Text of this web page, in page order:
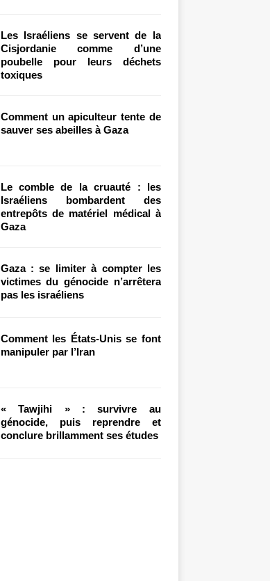
Les Israéliens se servent de la
Cisjordanie comme d’une
poubelle pour leurs déchets
toxiques
Comment un apiculteur tente de
sauver ses abeilles à Gaza
Le comble de la cruauté : les
Israéliens bombardent des
entrepôts de matériel médical à
Gaza
Gaza : se limiter à compter les
victimes du génocide n’arrêtera
pas les israéliens
Comment les États-Unis se font
manipuler par l’Iran
« Tawjihi » : survivre au
génocide, puis reprendre et
conclure brillamment ses études